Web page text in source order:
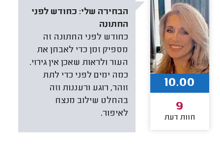
הבחירה שלי: כחודש לפני
החתונה
כחודש לפני החתונה זה
מספיק זמן כדי לאבחן את
העור ולראות שאכן אין גירוי.
כמה ימים לפני כדי לתת
זוהר, רוגע ורעננות וזה
בהחלט שילוב מנצח
לאיפור.
10.00
9
חוות דעת